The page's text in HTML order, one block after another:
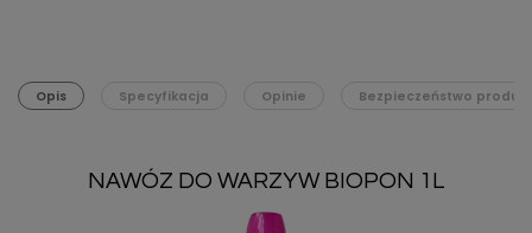
Opis Specyfikacja Opinie Bezpieczeństwo
NAWÓZ DO WARZYW BIOPON 1L